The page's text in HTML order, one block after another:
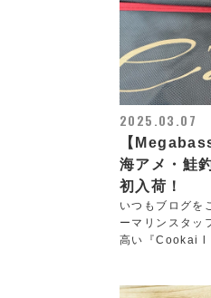
2025.03.07
【
海アメ・鮭
初入荷！
いつもブログを
ーマリンスタッ
高い『Cookai l